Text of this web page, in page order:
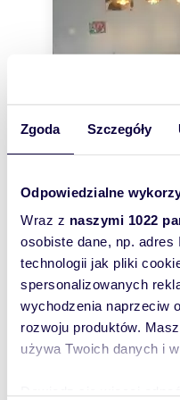
Zgoda Szczegóły
Odpowiedzialne
Wraz z naszymi 1022
osobiste dane, np.
technologii jak pliki
spersonalizowanych
wychodzenia naprzeciw
rozwoju produktów.
używa Twoich danych i
41,35m2 2
Przytulne 2-pokojowe mieszkanie po
remoncie
500 000 zł
mieszkanie
Nadodrze, Plac
MIESZKANIE PO
FINANSOWYCH
MIEJSKA ; Polecam